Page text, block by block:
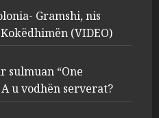
Persona të maskuar
“One Albania”,
u fsheh. A u vodhën
25, 2025
Gramshi, nis
(VIDEO)
sulmuan “One
u vodhën serverat?